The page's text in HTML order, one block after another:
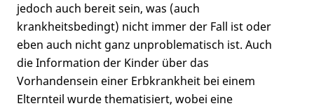
jedoch auch bereit sein, was (auch
krankheitsbedingt) nicht immer der Fall ist oder
eben auch nicht ganz unproblematisch ist. Auch
die Information der Kinder über das
Vorhandensein einer Erbkrankheit bei einem
Elternteil wurde thematisiert, wobei eine